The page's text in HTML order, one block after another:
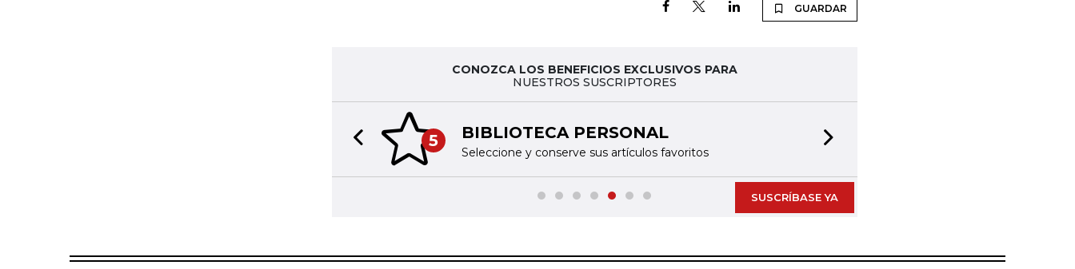
GUARDAR
CONOZCA LOS BENEFICIOS EXCLUSIVOS PARA
NUESTROS SUSCRIPTORES
5 BIBLIOTECA PERSONAL
Seleccione y conserve sus artículos favoritos
Previous slide
SUSCRÍBASE YA